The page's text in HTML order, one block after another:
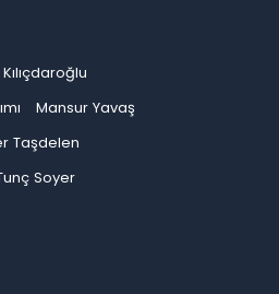
Mansur Yavaş
Taşdelen
Soyer